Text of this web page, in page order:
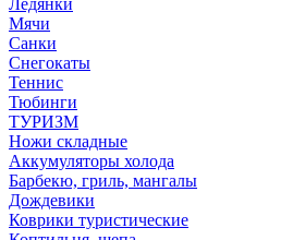
Ледянки
Мячи
Санки
Снегокаты
Теннис
Тюбинги
ТУРИЗМ
Ножи складные
Аккумуляторы холода
Барбекю, гриль, мангалы
Дождевики
Коврики туристические